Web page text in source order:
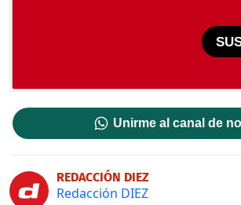
Unirme al canal de
REDACCIÓN DIEZ
Redacción DIEZ